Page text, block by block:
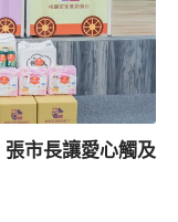
市長讓愛心觸及